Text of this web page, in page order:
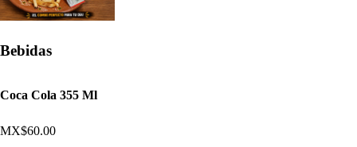
Bebidas
Coca Cola 355 Ml
MX$60.00